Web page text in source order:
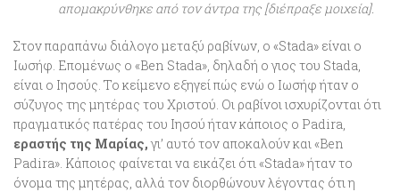
απομακρύνθηκε από τον άντρα της [διέπραξε μοιχεία].
Στον παραπάνω διάλογο μεταξύ ραβίνων, ο «Stada» είναι ο
Ιωσήφ. Επομένως ο «Ben Stada», δηλαδή ο γιος του Stada,
είναι ο Ιησούς. Το κείμενο εξηγεί πώς ενώ ο Ιωσήφ ήταν ο
σύζυγος της μητέρας του Χριστού. Οι ραβίνοι ισχυρίζονται ότι
πραγματικός πατέρας του Ιησού ήταν κάποιος ο Padira,
εραστής της Μαρίας,γι’ αυτό τον αποκαλούν και «Ben
Padira». Κάποιος φαίνεται να εικάζει ότι «Stada» ήταν το
όνομα της μητέρας, αλλά τον διορθώνουν λέγοντας ότι η